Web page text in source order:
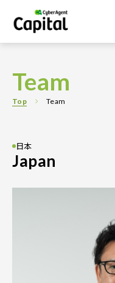
Team
Top Team
日本
Japan